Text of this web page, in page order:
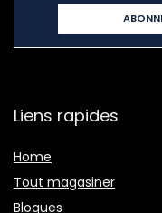
Liens rapides
Home
Tout magasiner
Blogues